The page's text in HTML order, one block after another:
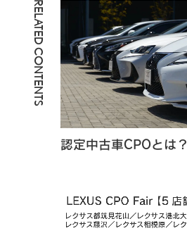
RELATED CONTENTS
認定中古車CPOとは？